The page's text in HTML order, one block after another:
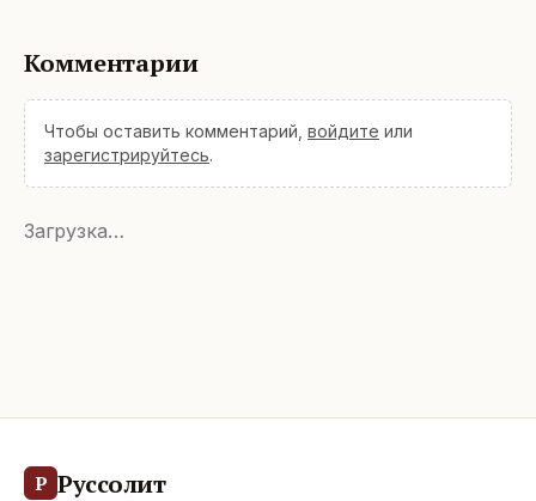
Комментарии
Чтобы оставить комментарий, войдите или
зарегистрируйтесь.
Загрузка…
Р Руссолит